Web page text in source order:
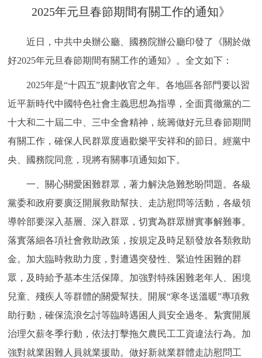
政務服務
個人服務 法人服務 部門服務
便民服務 利企服務 投資項目
仲介服務 陽光政務
政民互動
走進北京
多語種
2025年元旦春節期間有關工作的通知》
近日，中共中央辦公廳、國務院辦公廳印發了《關於做
好2025年元旦春節期間有關工作的通知》。全文如下：
2025年是“十四五”規劃收官之年。各地區各部門要以習
近平新時代中國特色社會主義思想為指導，全面貫徹黨的二
十大和二十屆二中、三中全會精神，統籌做好元旦春節期間
有關工作，確保人民群眾度過歡樂平安祥和的節日。經黨中
央、國務院同意，現將有關事項通知如下。
一、關心關愛困難群眾，著力解決急難愁盼問題。各級
黨委和政府要廣泛開展救助幫扶、走訪慰問等活動，各級領
導幹部要深入基層、深入群眾，切實為群眾辦實事解難事。
落實落細各項社會救助政策，按規定及時足額發放各類救助
金。加大臨時救助力度，對遭遇突發性、緊迫性困難的群
眾，及時給予基本生活保障。加強對特殊困難老年人、困境
兒童、殘疾人等群體的關愛幫扶。開展“寒冬送溫暖”專項救
助行動，確保流浪乞討等臨時遇困人員安全過冬。紮實開展
治理欠薪冬季行動，依法打擊拖欠農民工工資違法行為。加
強對就業困難人員就業援助。做好新就業群體走訪慰問工